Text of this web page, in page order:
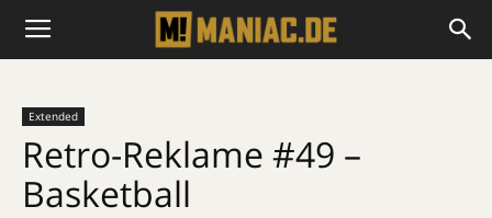
Extended
Retro-Reklame #49 –
Basketball